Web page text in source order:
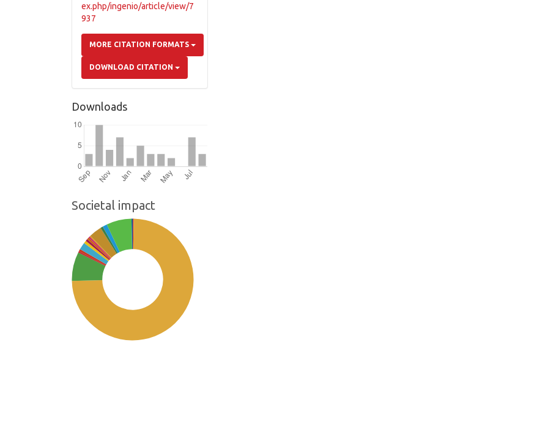
ex.php/ingenio/article/view/7
937
MORE CITATION FORMATS
DOWNLOAD CITATION
Downloads
Societal impact